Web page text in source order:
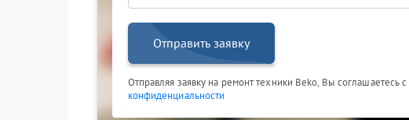
Отправить заявку
Отправляя заявку на ремонт техники Beko, Вы соглашаетесь с
конфиденциальности